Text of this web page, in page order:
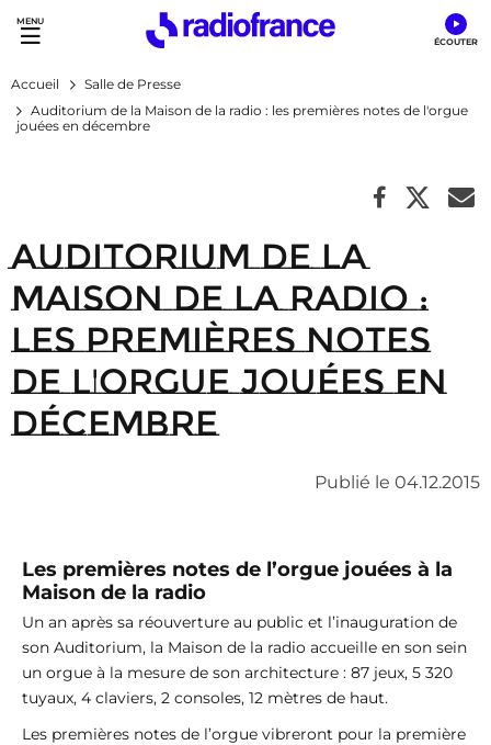
Accès direct :
Menu principal
Contenu
Accueil
Salle de Presse
Auditorium de la Maison de la radio : les premières notes de l'orgue
jouées en décembre
Auditorium de la
Maison de la radio :
les premières notes
de l'orgue jouées en
décembre
Publié le 04.12.2015
Les premières notes de l’orgue jouées à la
Maison de la radio
Un an après sa réouverture au public et l’inauguration de
son Auditorium, la Maison de la radio accueille en son sein
un orgue à la mesure de son architecture : 87 jeux, 5 320
tuyaux, 4 claviers, 2 consoles, 12 mètres de haut.
Les premières notes de l’orgue vibreront pour la première